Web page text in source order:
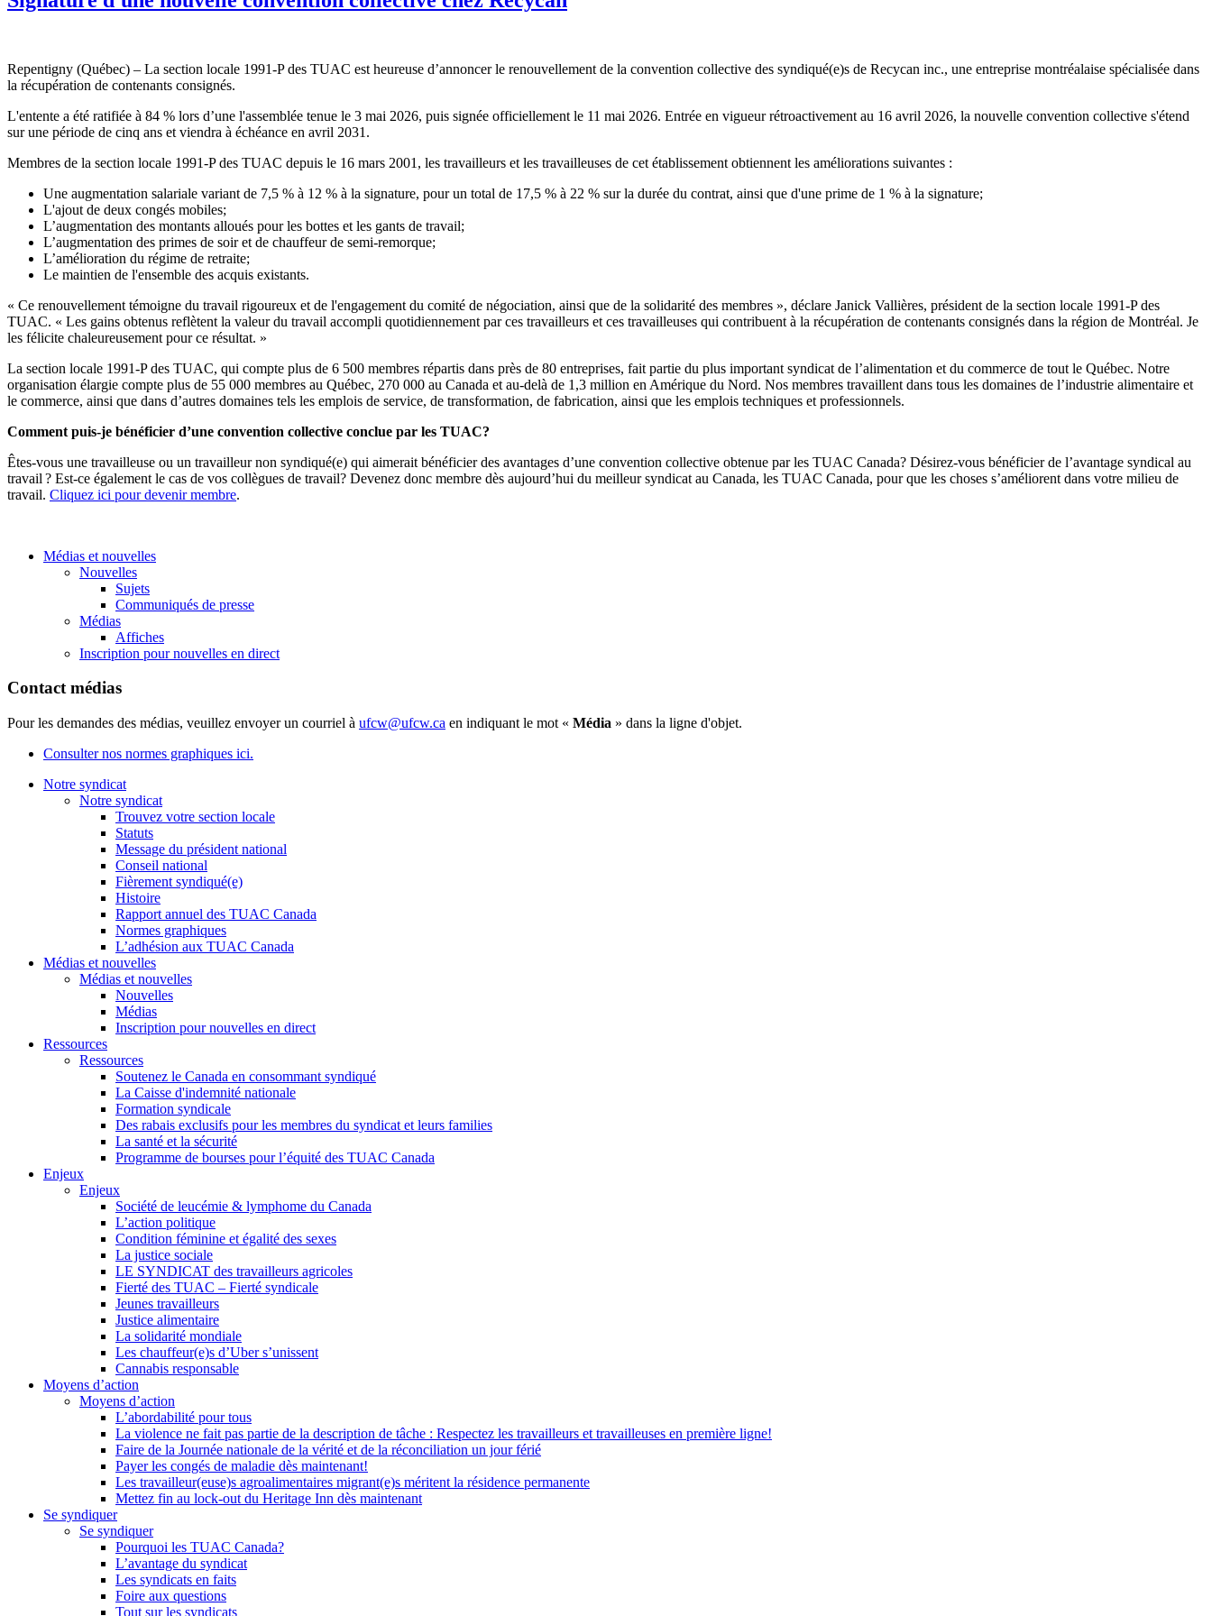
Repentigny (Québec) – La section locale 1991-P des TUAC est heureuse d’annoncer le renouvellement de la convention collective des syndiqué(e)s de Recycan inc., une entreprise montréalaise spécialisée dans
la récupération de contenants consignés.
L'entente a été ratifiée à 84 % lors d’une l'assemblée tenue le 3 mai 2026, puis signée officiellement le 11 mai 2026. Entrée en vigueur rétroactivement au 16 avril 2026, la nouvelle convention collective s'étend
sur une période de cinq ans et viendra à échéance en avril 2031.
Membres de la section locale 1991-P des TUAC depuis le 16 mars 2001, les travailleurs et les travailleuses de cet établissement obtiennent les améliorations suivantes :
Une augmentation salariale variant de 7,5 % à 12 % à la signature, pour un total de 17,5 % à 22 % sur la durée du contrat, ainsi que d'une prime de 1 % à la signature;
L'ajout de deux congés mobiles;
L’augmentation des montants alloués pour les bottes et les gants de travail;
L’augmentation des primes de soir et de chauffeur de semi-remorque;
L’amélioration du régime de retraite;
Le maintien de l'ensemble des acquis existants.
« Ce renouvellement témoigne du travail rigoureux et de l'engagement du comité de négociation, ainsi que de la solidarité des membres », déclare Janick Vallières, président de la section locale 1991-P des
TUAC. « Les gains obtenus reflètent la valeur du travail accompli quotidiennement par ces travailleurs et ces travailleuses qui contribuent à la récupération de contenants consignés dans la région de Montréal. Je
les félicite chaleureusement pour ce résultat. »
La section locale 1991-P des TUAC, qui compte plus de 6 500 membres répartis dans près de 80 entreprises, fait partie du plus important syndicat de l’alimentation et du commerce de tout le Québec. Notre
organisation élargie compte plus de 55 000 membres au Québec, 270 000 au Canada et au-delà de 1,3 million en Amérique du Nord. Nos membres travaillent dans tous les domaines de l’industrie alimentaire et
le commerce, ainsi que dans d’autres domaines tels les emplois de service, de transformation, de fabrication, ainsi que les emplois techniques et professionnels.
Comment puis-je bénéficier d’une convention collective conclue par les TUAC?
Êtes-vous une travailleuse ou un travailleur non syndiqué(e) qui aimerait bénéficier des avantages d’une convention collective obtenue par les TUAC Canada? Désirez-vous bénéficier de l’avantage syndical au
travail ? Est-ce également le cas de vos collègues de travail? Devenez donc membre dès aujourd’hui du meilleur syndicat au Canada, les TUAC Canada, pour que les choses s’améliorent dans votre milieu de
travail. Cliquez ici pour devenir membre.
Médias et nouvelles
Nouvelles
Sujets
Communiqués de presse
Médias
Affiches
Inscription pour nouvelles en direct
Contact médias
Pour les demandes des médias, veuillez envoyer un courriel à ufcw@ufcw.ca en indiquant le mot « Média » dans la ligne d'objet.
Consulter nos normes graphiques ici.
Notre syndicat
Notre syndicat
Trouvez votre section locale
Statuts
Message du président national
Conseil national
Fièrement syndiqué(e)
Histoire
Rapport annuel des TUAC Canada
Normes graphiques
L’adhésion aux TUAC Canada
Médias et nouvelles
Médias et nouvelles
Nouvelles
Médias
Inscription pour nouvelles en direct
Ressources
Ressources
Soutenez le Canada en consommant syndiqué
La Caisse d'indemnité nationale
Formation syndicale
Des rabais exclusifs pour les membres du syndicat et leurs families
La santé et la sécurité
Programme de bourses pour l’équité des TUAC Canada
Enjeux
Enjeux
Société de leucémie & lymphome du Canada
L’action politique
Condition féminine et égalité des sexes
La justice sociale
LE SYNDICAT des travailleurs agricoles
Fierté des TUAC – Fierté syndicale
Jeunes travailleurs
Justice alimentaire
La solidarité mondiale
Les chauffeur(e)s d’Uber s’unissent
Cannabis responsable
Moyens d’action
Moyens d’action
L’abordabilité pour tous
La violence ne fait pas partie de la description de tâche : Respectez les travailleurs et travailleuses en première ligne!
Faire de la Journée nationale de la vérité et de la réconciliation un jour férié
Payer les congés de maladie dès maintenant!
Les travailleur(euse)s agroalimentaires migrant(e)s méritent la résidence permanente
Mettez fin au lock-out du Heritage Inn dès maintenant
Se syndiquer
Se syndiquer
Pourquoi les TUAC Canada?
L’avantage du syndicat
Les syndicats en faits
Foire aux questions
Tout sur les syndicats